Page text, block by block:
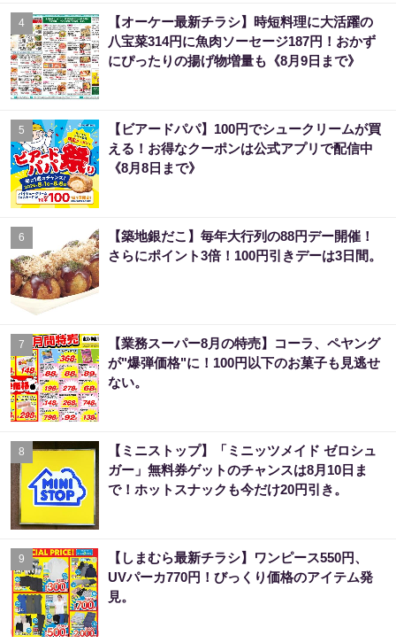
4
【オーケー最新チラシ】時短料理に大活躍の
八宝菜314円に魚肉ソーセージ187円！おかず
にぴったりの揚げ物増量も《8月9日まで》
5
【ビアードパパ】100円でシュークリームが買
える！お得なクーポンは公式アプリで配信中
《8月8日まで》
6
【築地銀だこ】毎年大行列の88円デー開催！
さらにポイント3倍！100円引きデーは3日間。
7
【業務スーパー8月の特売】コーラ、ペヤング
が"爆弾価格"に！100円以下のお菓子も見逃せ
ない。
8
【ミニストップ】「ミニッツメイド ゼロシュ
ガー」無料券ゲットのチャンスは8月10日ま
で！ホットスナックも今だけ20円引き。
9
【しまむら最新チラシ】ワンピース550円、
UVパーカ770円！びっくり価格のアイテム発
見。